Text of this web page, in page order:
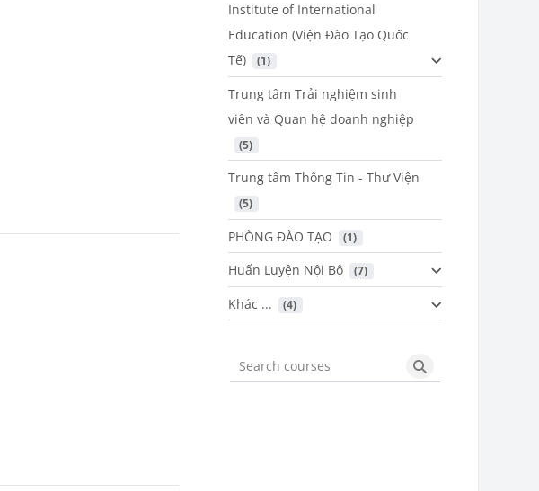
Institute of International
Education (Viện Đào Tạo Quốc
Tế)
(1)
Trung tâm Trải nghiệm sinh
viên và Quan hệ doanh nghiệp
(5)
Trung tâm Thông Tin - Thư Viện
(5)
PHÒNG ĐÀO TẠO (1)
Huấn Luyện Nội Bộ (7)
Khác ... (4)
Search courses Search courses